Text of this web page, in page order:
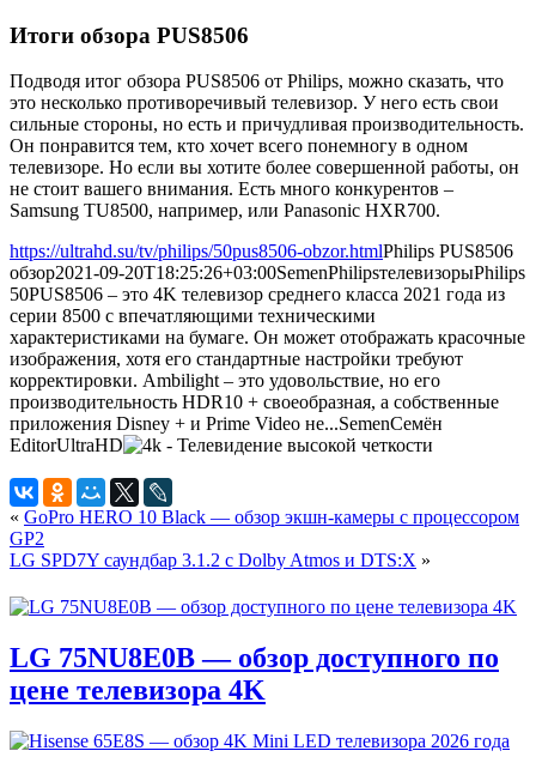
Итоги обзора PUS8506
Подводя итог обзора PUS8506 от Philips, можно сказать, что
это несколько противоречивый телевизор. У него есть свои
сильные стороны, но есть и причудливая производительность.
Он понравится тем, кто хочет всего понемногу в одном
телевизоре. Но если вы хотите более совершенной работы, он
не стоит вашего внимания. Есть много конкурентов –
Samsung TU8500, например, или Panasonic HXR700.
https://ultrahd.su/tv/philips/50pus8506-obzor.htmlPhilips PUS8506
обзор2021-09-20T18:25:26+03:00SemenPhilipsтелевизорыPhilips
50PUS8506 – это 4K телевизор среднего класса 2021 года из
серии 8500 с впечатляющими техническими
характеристиками на бумаге. Он может отображать красочные
изображения, хотя его стандартные настройки требуют
корректировки. Ambilight – это удовольствие, но его
производительность HDR10 + своеобразная, а собственные
приложения Disney + и Prime Video не...SemenСемён
EditorUltraHD
« GoPro HERO 10 Black — обзор экшн-камеры с процессором
GP2
LG SPD7Y саундбар 3.1.2 с Dolby Atmos и DTS:X »
LG 75NU8E0B — обзор доступного по
цене телевизора 4K